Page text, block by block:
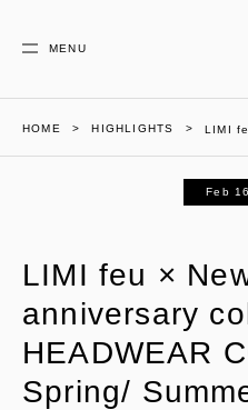
MENU
HOME HIGHLIGHTS LIMI
Feb
LIMI feu ×
anniversary
HEADWEAR
Spring/